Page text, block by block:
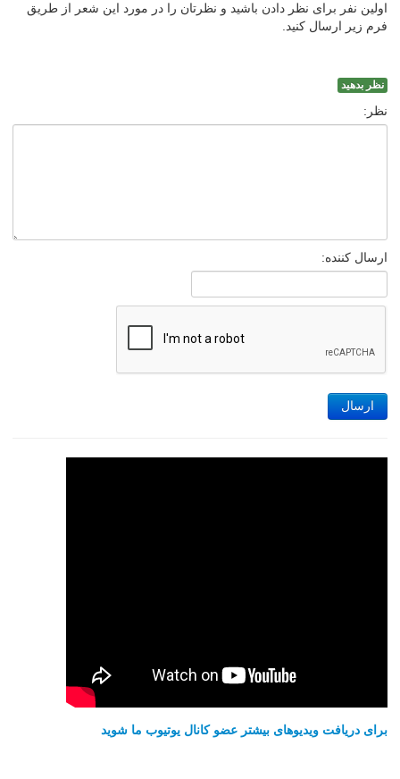
اولین نفر برای نظر دادن باشید و نظرتان را در مورد این شعر از طریق
فرم زیر ارسال کنید.
نظر بدهید
نظر:
ارسال کننده:
ارسال
برای دریافت ویدیوهای بیشتر عضو کانال یوتیوب ما شوید